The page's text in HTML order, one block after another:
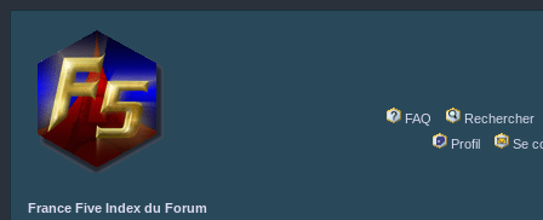
FAQ
Rechercher
Profil
Se
France Five Index du Forum